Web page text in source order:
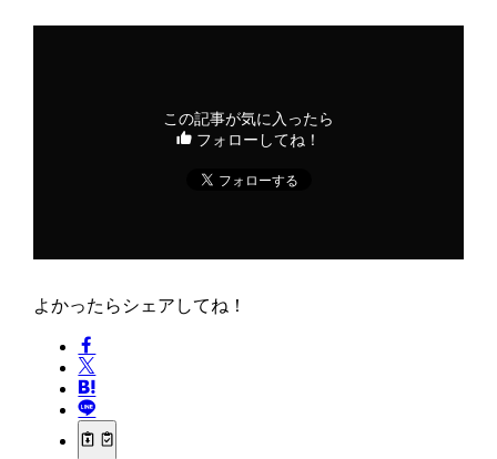
この記事が気に入ったら
フォローしてね！
よかったらシェアしてね！